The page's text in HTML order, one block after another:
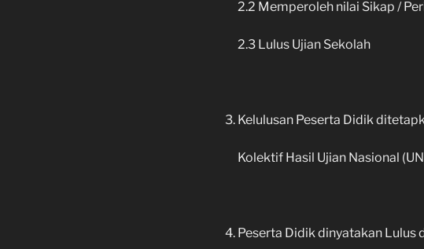
2.2 Memperoleh nilai Sikap /
2.3 Lulus Ujian Sekolah
Kelulusan Peserta Didik
Kolektif Hasil Ujian Nasional
Peserta Didik dinyatakan Lulus